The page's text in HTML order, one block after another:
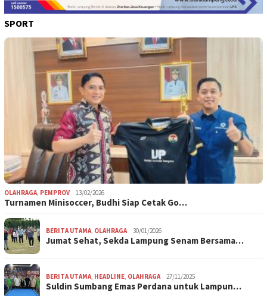
SPORT
OLAHRAGA, PEMPROV 13/02/2026
Turnamen Minisoccer, Budhi Siap Cetak Go…
BERITA UTAMA, OLAHRAGA 30/01/2026
Jumat Sehat, Sekda Lampung Senam Bersama…
BERITA UTAMA, HEADLINE, OLAHRAGA 27/11/2025
Suldin Sumbang Emas Perdana untuk Lampun…